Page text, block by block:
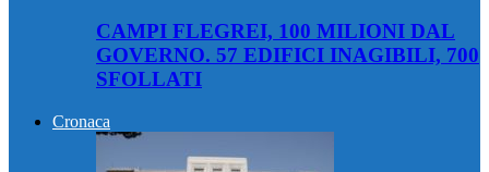
CAMPI FLEGREI, 100 MILIONI DAL
GOVERNO. 57 EDIFICI INAGIBILI, 700
SFOLLATI
Cronaca